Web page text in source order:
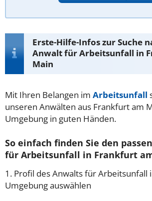
Erste-Hilfe-Infos zur Suche
Anwalt für Arbeitsunfall in
Main
Mit Ihren Belangen im Arbeitsunfall
unseren Anwälten aus Frankfurt am
Umgebung in guten Händen.
So einfach finden Sie den
für Arbeitsunfall in Frankfurt
1. Profil des Anwalts für Arbeitsunfall
Umgebung auswählen